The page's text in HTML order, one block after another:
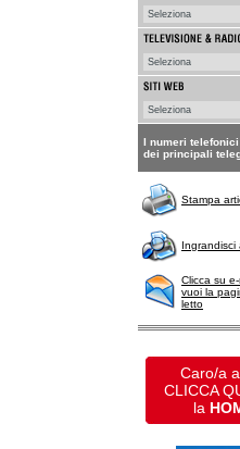
I numeri
dei principali
Stampa
Ingrandisci
Clicca su
vuoi la
letto
Caro/a
CLICCA
la